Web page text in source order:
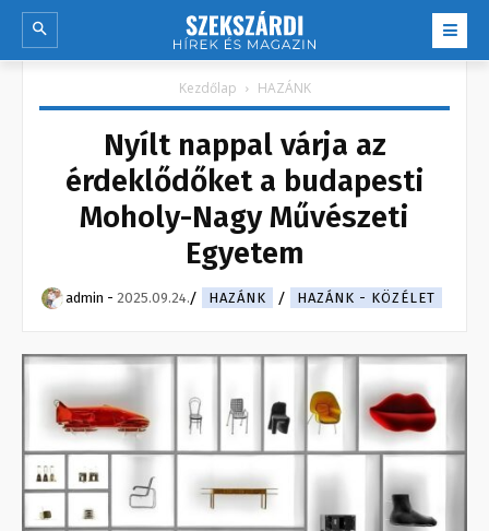
Kezdőlap HAZÁNK
Nyílt nappal várja az
érdeklődőket a budapesti
Moholy-Nagy Művészeti
Egyetem
admin - 2025.09.24. HAZÁNK HAZÁNK - KÖZÉLET